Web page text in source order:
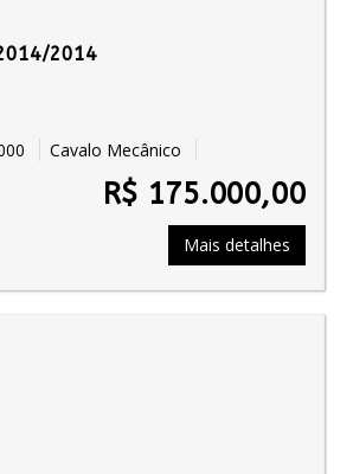
2014
Cavalo Mecânico
R$ 175.000,00
Mais detalhes